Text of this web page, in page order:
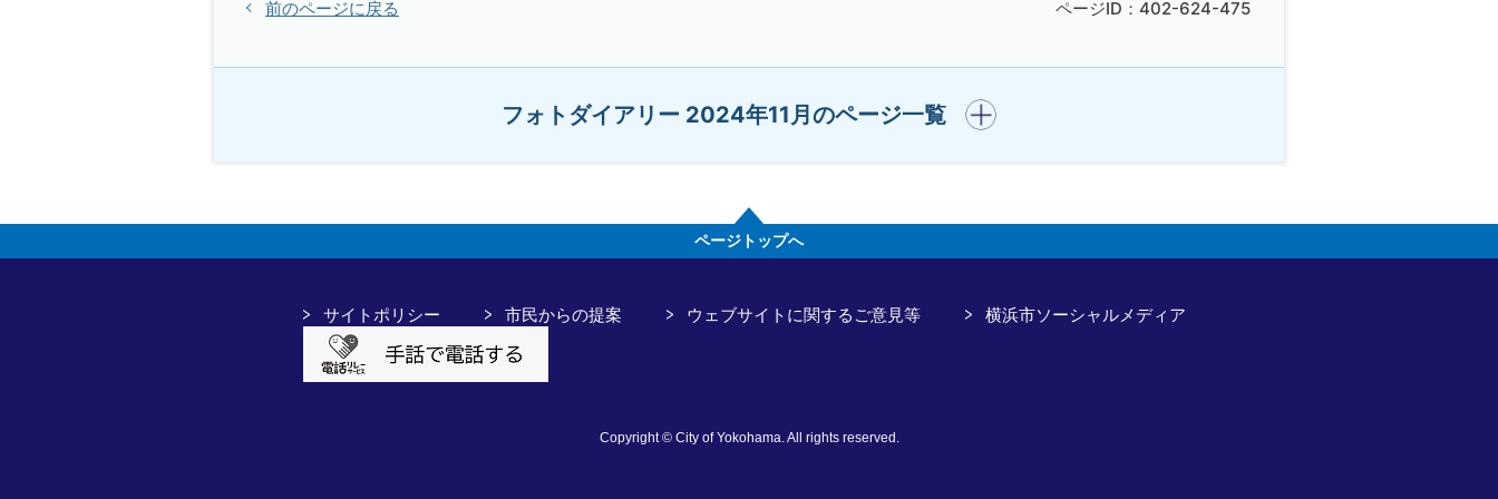
前のページに戻る ページID：402-624-475
フォトダイアリー 2024年11月のページ一覧
開く
ページトップへ
サイトポリシー 市民からの提案 ウェブサイトに関するご意見等 横浜市ソーシャルメディア
Copyright © City of Yokohama. All rights reserved.